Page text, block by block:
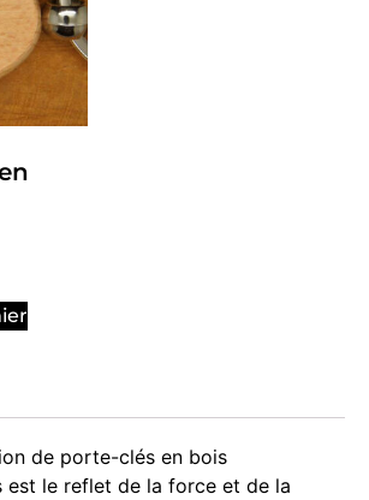
de porte-clés en bois
est le reflet de la force et de la